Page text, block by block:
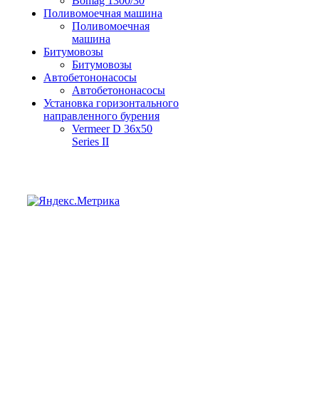
Поливомоечная машина
Поливомоечная
машина
Битумовозы
Битумовозы
Автобетононасосы
Автобетононасосы
Установка горизонтального
направленного бурения
Vermeer D 36x50
Series II